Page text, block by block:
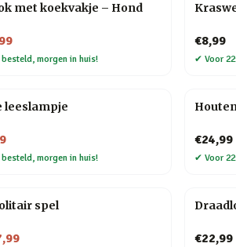
met koekvakje – Hond
besteld, morgen in huis!
€8,99
✔ Voor
leeslampje
besteld, morgen in huis!
€24,99
✔ Voor
spel
€22,99